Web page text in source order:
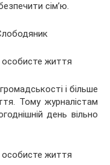
сім’ю.
і більше
Тому журналістам
день вільно